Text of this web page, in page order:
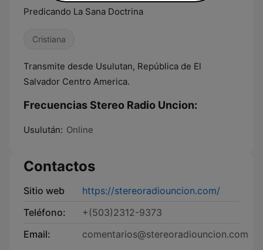
Predicando La Sana Doctrina
Cristiana
Transmite desde Usulutan, República de El
Salvador Centro America.
Frecuencias Stereo Radio Uncion:
Usulután: Online
Contactos
Sitio web
https://stereoradiouncion.com/
Teléfono:
+(503)2312-9373
Email:
comentarios@stereoradiouncion.com